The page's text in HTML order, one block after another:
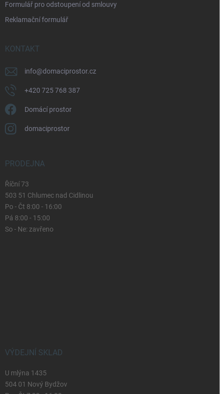
Formulář pro odstoupení od smlouvy
Reklamační formulář
KONTAKT
info@domaciprostor.cz
+420 725 768 387
Domácí prostor
domaciprostor
PRODEJNA
Říční 73
503 51 Chlumec nad Cidlinou
Po - Čt 8:00 - 16:00
Pá 8:00 - 15:00
So - Ne: zavřeno
VÝDEJNÍ SKLAD
U mlýna 1435
504 01 Nový Bydžov